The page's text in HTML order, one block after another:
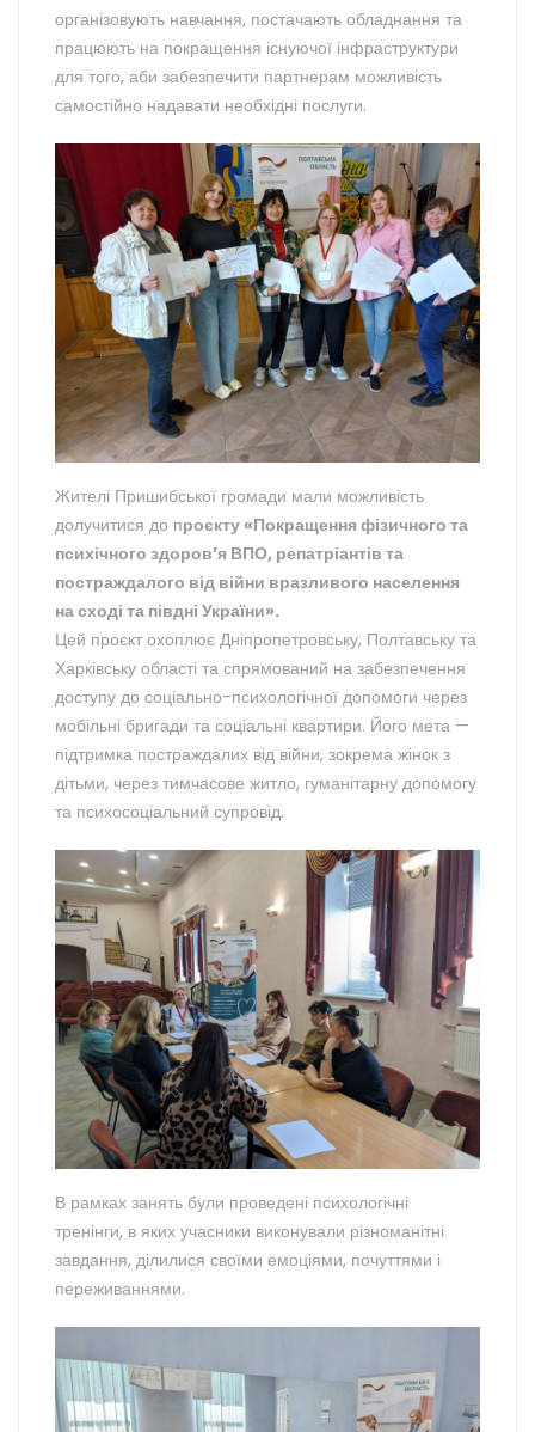
організовують навчання, постачають обладнання та
працюють на покращення існуючої інфраструктури
для того, аби забезпечити партнерам можливість
самостійно надавати необхідні послуги.
Жителі Пришибської громади мали можливість
долучитися до проєкту «Покращення фізичного та
психічного здоров’я ВПО, репатріантів та
постраждалого від війни вразливого населення
на сході та півдні України».
Цей проєкт охоплює Дніпропетровську, Полтавську та
Харківську області та спрямований на забезпечення
доступу до соціально-психологічної допомоги через
мобільні бригади та соціальні квартири. Його мета —
підтримка постраждалих від війни, зокрема жінок з
дітьми, через тимчасове житло, гуманітарну допомогу
та психосоціальний супровід.
В рамках занять були проведені психологічні
тренінги, в яких учасники виконували різноманітні
завдання, ділилися своїми емоціями, почуттями і
переживаннями.